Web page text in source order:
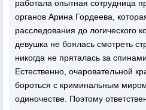
работала опытная сотрудница
органов Арина Гордеева,
расследования до логического
девушка не боялась смотреть
никогда не пряталась за
Естественно, очаровательной
бороться с криминальным
одиночестве. Поэтому